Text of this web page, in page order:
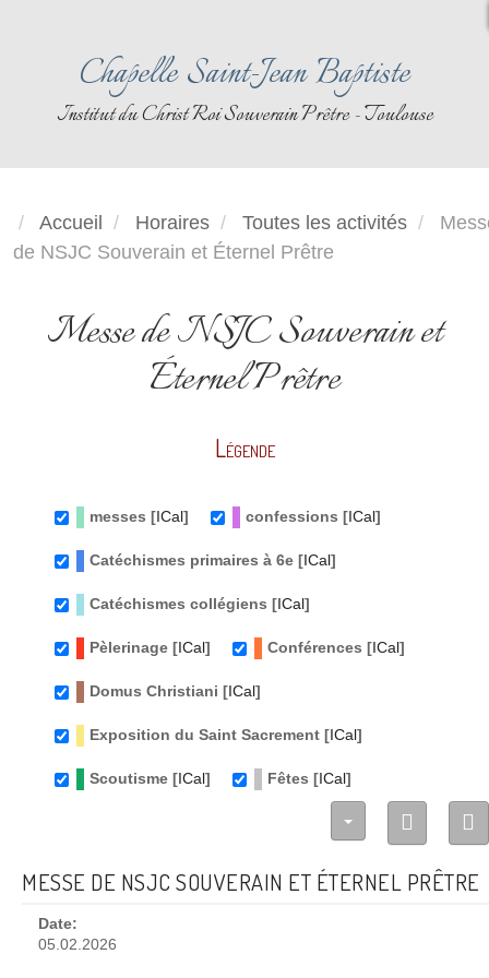
Chapelle Saint-Jean Baptiste
Institut du Christ Roi Souverain Prêtre - Toulouse
Accueil Horaires Toutes les activités
de NSJC Souverain et Éternel Prêtre
Messe de NSJC Souverain et
Éternel Prêtre
Légende
messes [ ICal ] confessions [ ICal ]
Catéchismes primaires à 6e [ ICal ]
Catéchismes collégiens [ ICal ]
Pèlerinage [ ICal ] Conférences [ ICal ]
Domus Christiani [ ICal ]
Exposition du Saint Sacrement [ ICal ]
Scoutisme [ ICal ] Fêtes [ ICal ]
MESSE DE NSJC SOUVERAIN ET ÉTERNEL PRÊTRE
Date:
05.02.2026